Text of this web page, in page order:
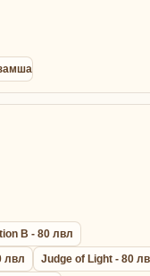
B - 80 лвл
лвл
Judge of Light - 80